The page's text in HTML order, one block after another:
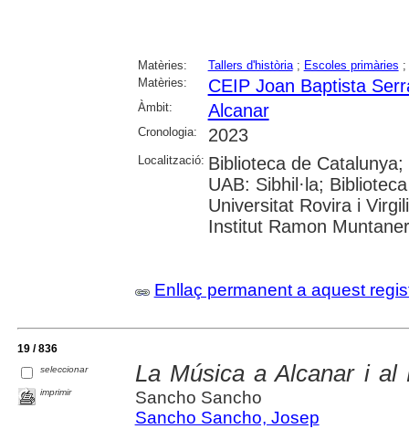
Matèries: Tallers d'història; Escoles primàries ;
Matèries:
CEIP Joan Baptista
Àmbit: Alcanar
Cronologia: 2023
Localització: Biblioteca de
UAB: Sibhil·la;
Universitat Rovira i
Institut Ramon Muntaner
Enllaç permanent a aquest
19 / 836
seleccionar
imprimir
La Música a Alcanar i al
Sancho Sancho
Sancho Sancho, Josep